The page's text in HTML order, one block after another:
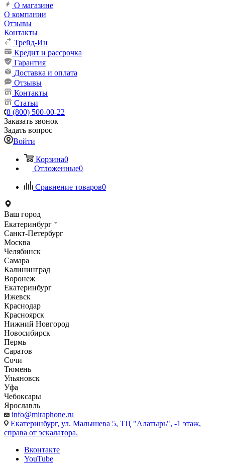
О магазине
О компании
Отзывы
Контакты
Трейд-Ин
Кредит и рассрочка
Гарантия
Доставка и оплата
Отзывы
Контакты
Статьи
8 (800) 500-00-22
Заказать звонок
Задать вопрос
Войти
Корзина0
Отложенные0
Сравнение товаров0
Ваш город
Екатеринбург
Санкт-Петербург
Москва
Челябинск
Самара
Калининград
Воронеж
Екатеринбург
Ижевск
Краснодар
Красноярск
Нижний Новгород
Новосибирск
Пермь
Саратов
Сочи
Тюмень
Ульяновск
Уфа
Чебоксары
Ярославль
info@miraphone.ru
Екатеринбург, ул. Малышева 5, ТЦ "Алатырь", -1 этаж,
справа от эскалатора.
Вконтакте
YouTube